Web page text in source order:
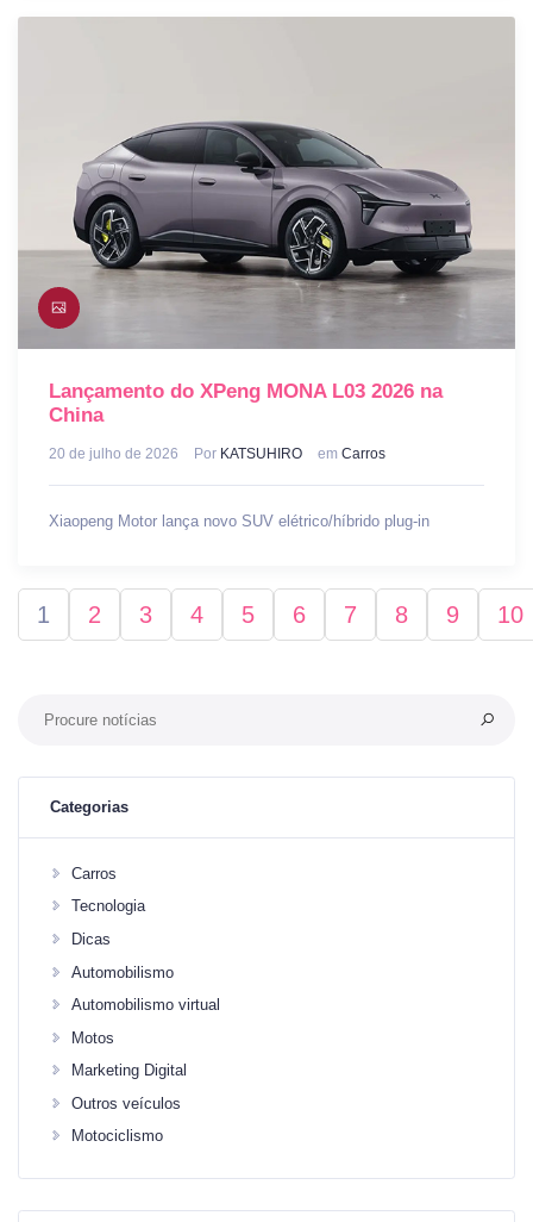
Lançamento do XPeng MONA L03 2026 na
China
20 de julho de 2026 Por KATSUHIRO em Carros
Xiaopeng Motor lança novo SUV elétrico/híbrido plug-in
1 2 3 4 5 6 7 8 9 10
Categorias
Carros
Tecnologia
Dicas
Automobilismo
Automobilismo virtual
Motos
Marketing Digital
Outros veículos
Motociclismo